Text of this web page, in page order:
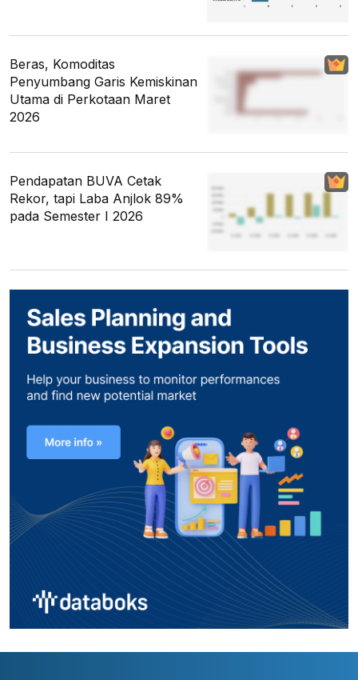
Beras, Komoditas
Penyumbang Garis Kemiskinan
Utama di Perkotaan Maret
2026
Pendapatan BUVA Cetak
Rekor, tapi Laba Anjlok 89%
pada Semester I 2026